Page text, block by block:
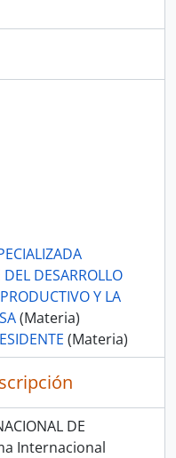
DESARROLLO
Y LA
(Materia)
(Materia)
DE
Internacional